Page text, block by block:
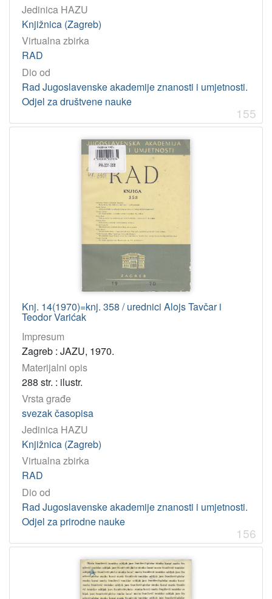
Jedinica HAZU
Knjižnica (Zagreb)
Virtualna zbirka
RAD
Dio od
Rad Jugoslavenske akademije znanosti i umjetnosti.
Odjel za društvene nauke
155
Knj. 14(1970)=knj. 358 / urednici Alojs Tavčar i
Teodor Varićak
Impresum
Zagreb : JAZU, 1970.
Materijalni opis
288 str. : ilustr.
Vrsta građe
svezak časopisa
Jedinica HAZU
Knjižnica (Zagreb)
Virtualna zbirka
RAD
Dio od
Rad Jugoslavenske akademije znanosti i umjetnosti.
Odjel za prirodne nauke
156